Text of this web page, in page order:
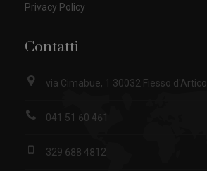
Privacy Policy
Contatti
via Cimabue, 1 30032 Fiesso d'Artico
041 51 60 461
329 688 4812